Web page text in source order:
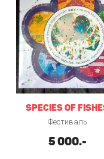
SPECIES OF
Фестиваль
5 000.-